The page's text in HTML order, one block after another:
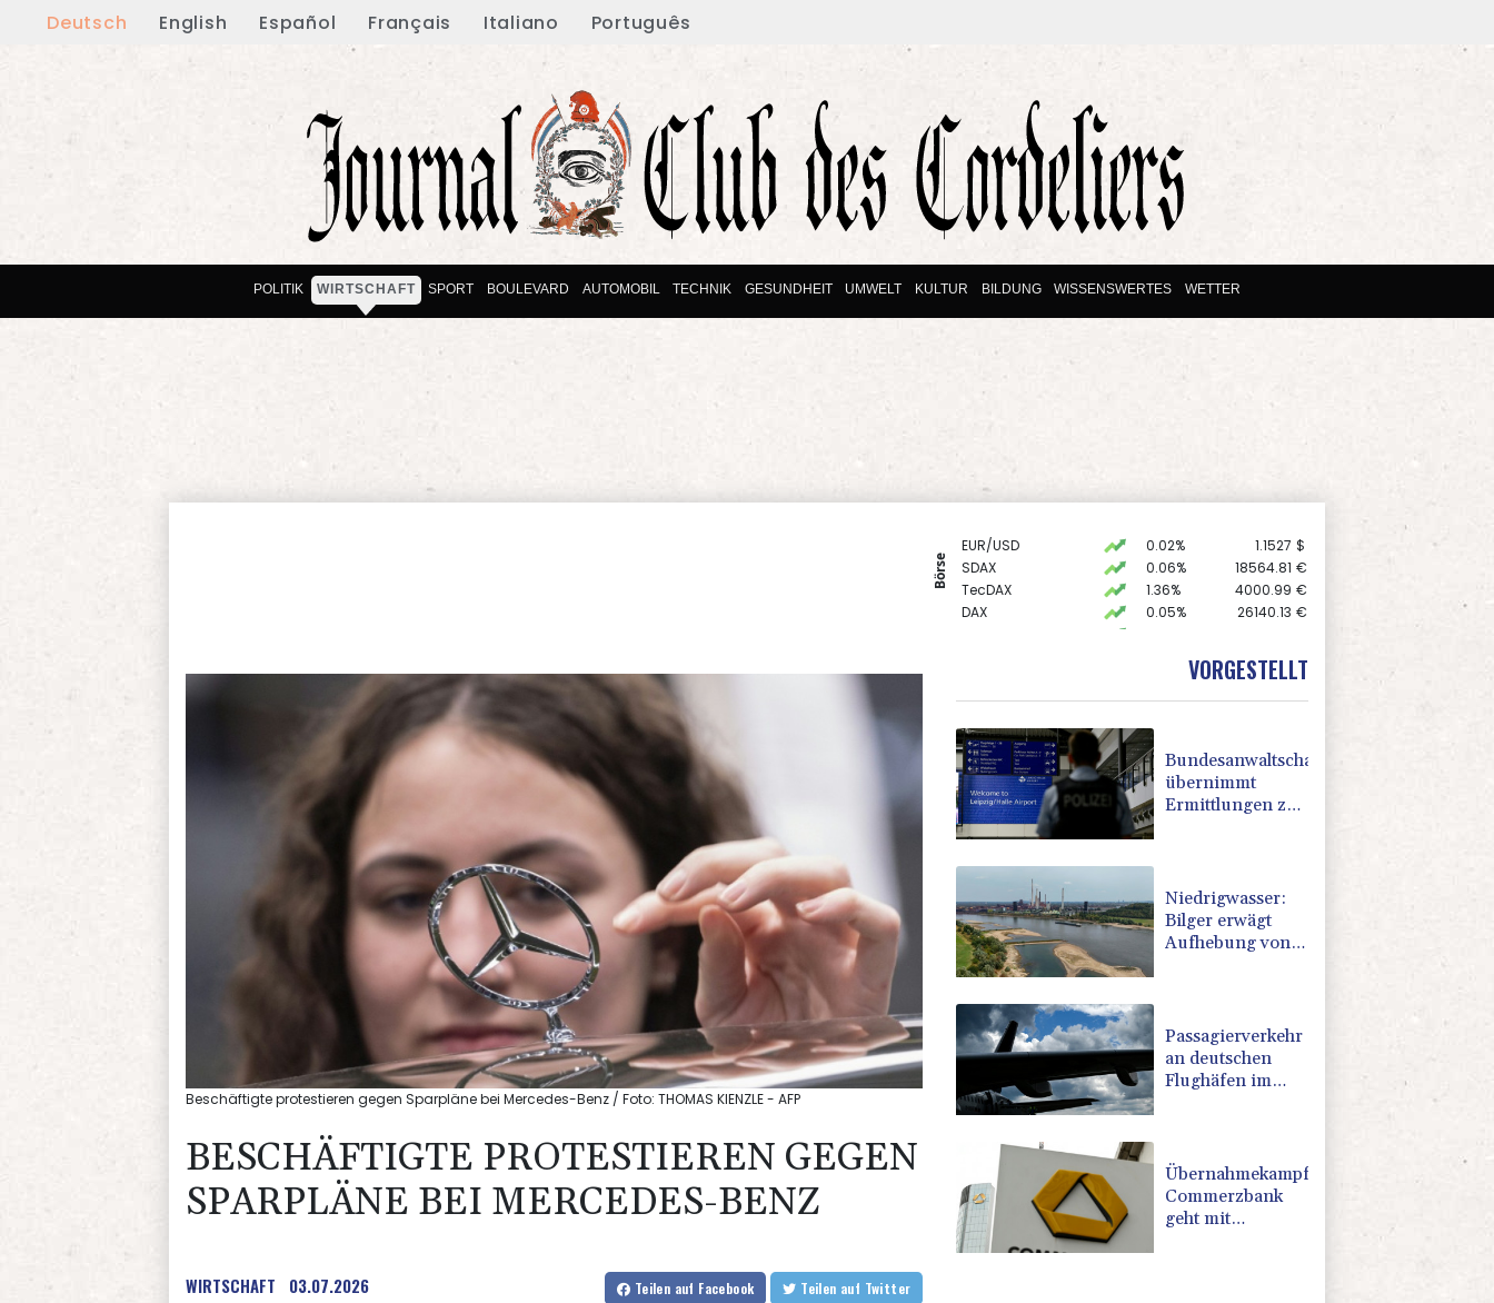
Deutsch English Español Français Italiano Português
POLITIK WIRTSCHAFT SPORT BOULEVARD AUTOMOBIL TECHNIK GESUNDHEIT UMWELT KULTUR BILDUNG WISSENSWERTES WETTER
Börse
EUR/USD 0.02% 1.1527 $
SDAX
0.06% 18564.81 €
TecDAX
1.36% 4000.99 €
DAX
0.05% 26140.13 €
4305.7 $
32431.12 €
Beschäftigte protestieren gegen Sparpläne bei Mercedes-Benz / Foto: THOMAS KIENZLE - AFP
BESCHÄFTIGTE PROTESTIEREN GEGEN
SPARPLÄNE BEI MERCEDES-BENZ
WIRTSCHAFT 03.07.2026 Teilen auf Facebook Teilen auf Twitter
VORGESTELLT
Bundesanwaltschaft
übernimmt
Ermittlungen zu
Niedrigwasser:
Bilger erwägt
Aufhebung von
Passagierverkehr
an deutschen
Flughäfen im
Übernahmekampf:
Commerzbank
geht mit